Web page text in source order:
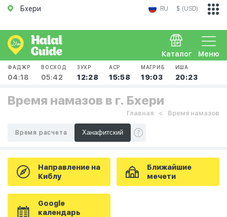
Бхери RU $ (USD)
Меню
Каталог
ФАДЖР
04:18
ВОСХОД
05:42
ЗУХР
12:28
АСР
15:58
МАГРИБ
19:03
ИША
20:23
Время намазов в г. Бхери
Главная Время намазов
Время расчета
Направление на
Киблу
Ближайшие
мечети
Google
календарь